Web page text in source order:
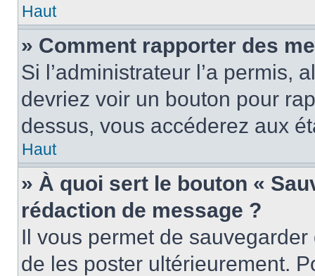
Haut
» Comment rapporter des
Si l’administrateur l’a permis,
devriez voir un bouton pour
dessus, vous accéderez aux
Haut
» À quoi sert le bouton «
rédaction de message ?
Il vous permet de
de les poster ultérieurement.